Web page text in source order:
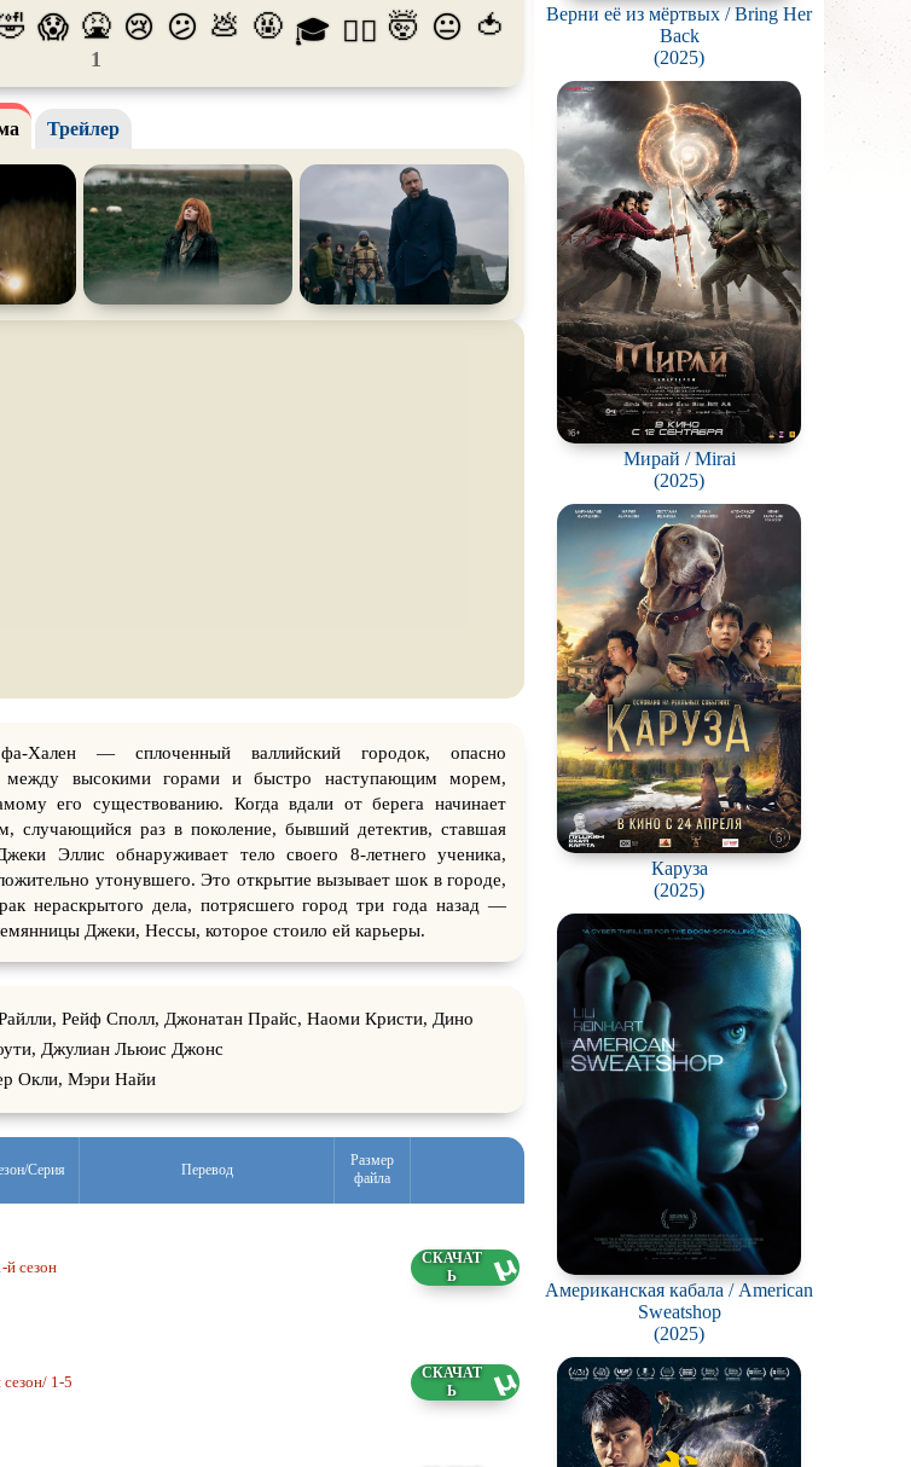
Про богатых Про вампиров
Про динозавров
Про инопланетян
Про корабли и подводные
лодки
Про маньяков исерийных
убийц
Про подростков Про путешествияво
времени
Про самолёты Про собак
😱 🤮
1
😢 😕 💩 🤬 🎓 😵‍💫 🤯 😐 🍅
Трейлер
Хален — сплоченный валлийский городок, опасно
между высокими горами и быстро наступающим морем,
его существованию. Когда вдали от берега начинает
случающийся раз в поколение, бывший детектив, ставшая
Эллис обнаруживает тело своего 8-летнего ученика,
утонувшего. Это открытие вызывает шок в городе,
нераскрытого дела, потрясшего город три года назад —
Джеки, Нессы, которое стоило ей карьеры.
Рейф Сполл, Джонатан Прайс, Наоми Кристи, Дино
Джулиан Льюис Джонс
Окли, Мэри Найи
Серия Перевод
Размер
файла
й сезон
сезон/ 1-5
Верни её из мёртвых / Bring Her
Back
(2025)
Мирай / Mirai
(2025)
Каруза
(2025)
Американская кабала / American
Sweatshop
(2025)